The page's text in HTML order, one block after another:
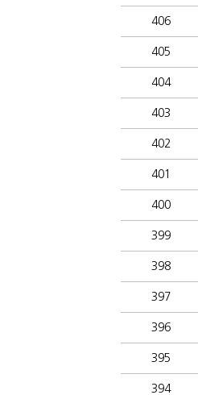
406
405
404
403
402
401
400
399
398
397
396
395
394